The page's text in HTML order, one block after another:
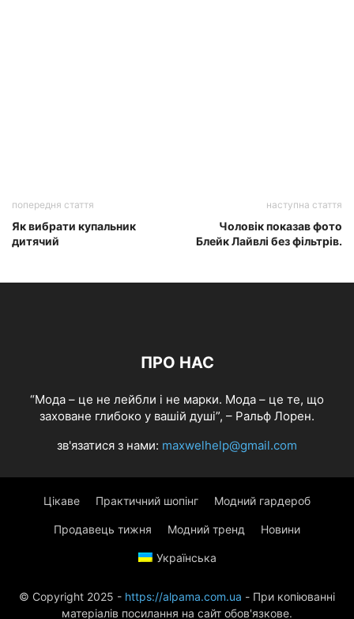
попередня стаття
Як вибрати купальник
дитячий
наступна стаття
Чоловік показав фото
Блейк Лайвлі без фільтрів.
ПРО НАС
“Мода – це не лейбли і не марки. Мода – це те, що
заховане глибоко у вашій душі”, – Ральф Лорен.
зв'язатися з нами: maxwelhelp@gmail.com
Цікаве Практичний шопінг Модний гардероб
Продавець тижня Модний тренд Новини
Українська
© Copyright 2025 - https://alpama.com.ua - При копіюванні
матеріалів посилання на сайт обов'язкове.